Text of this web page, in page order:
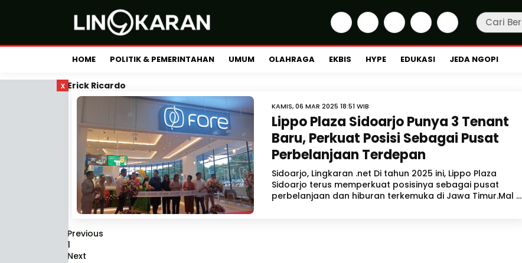
HOME POLITIK & PEMERINTAHAN UMUM OLAHRAGA EKBIS HYPE EDUKASI JEDA NGOPI
x Erick Ricardo
KAMIS, 06 MAR 2025 18:51 WIB
Lippo Plaza Sidoarjo Punya 3 Tenant
Baru, Perkuat Posisi Sebagai Pusat
Perbelanjaan Terdepan
Sidoarjo, Lingkaran .net Di tahun 2025 ini, Lippo Plaza
Sidoarjo terus memperkuat posisinya sebagai pusat
perbelanjaan dan hiburan terkemuka di Jawa Timur.Mal ...
Previous
1
Next